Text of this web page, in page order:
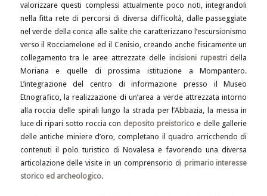
valorizzare questi complessi attualmente poco noti, integrandoli
nella fitta rete di percorsi di diversa difficoltà, dalle passeggiate
nel verde della conca alle salite che caratterizzano l’escursionismo
verso il Rocciamelone ed il Cenisio, creando anche fisicamente un
collegamento tra le aree attrezzate delleincisioni rupestridella
Moriana e quelle di prossima istituzione a Mompantero.
L’integrazione del centro di informazione presso il Museo
Etnografico, la realizzazione di un’area a verde attrezzata intorno
alla roccia delle spirali lungo la strada per l’Abbazia, la messa in
luce di ripari sotto roccia con deposito preistorico e delle gallerie
delle antiche miniere d’oro, completano il quadro arricchendo di
contenuti il polo turistico di Novalesa e favorendo una diversa
articolazione delle visite in un comprensorio di primario interesse
storico ed archeologico.